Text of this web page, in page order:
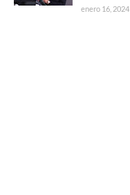
enero 16, 2024